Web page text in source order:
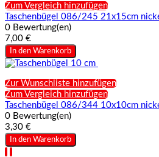
Zum Vergleich hinzufügen
Taschenbügel 086/245 21x15cm
0 Bewertung(en)
7,00 €
In den Warenkorb
Zur Wunschliste hinzufügen
Zum Vergleich hinzufügen
Taschenbügel 086/344 10x10cm
0 Bewertung(en)
3,30 €
In den Warenkorb